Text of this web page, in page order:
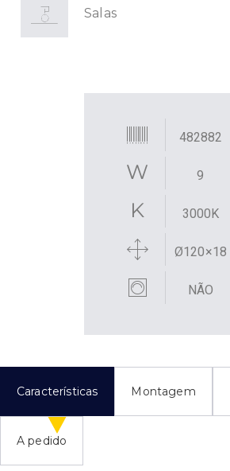
Salas
482882
9
3000K
Ø120×18
NÃO
Características Montagem
A pedido